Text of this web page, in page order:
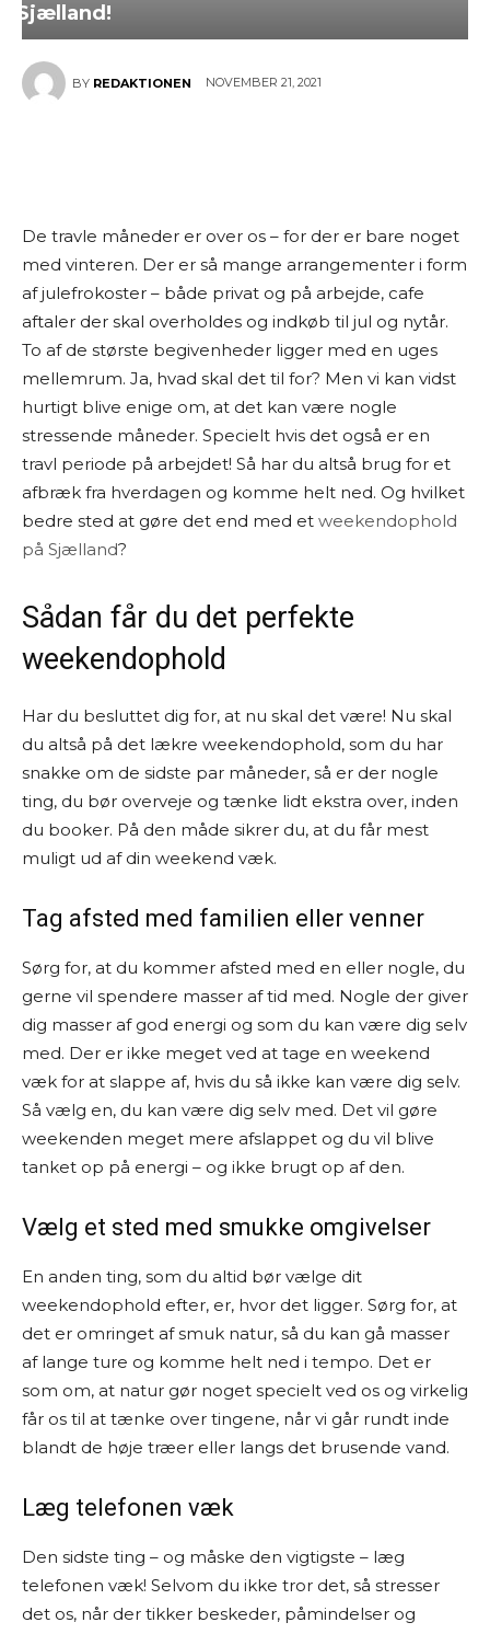
Sjælland!
BY REDAKTIONEN NOVEMBER 21, 2021
De travle måneder er over os – for der er bare noget
med vinteren. Der er så mange arrangementer i form
af julefrokoster – både privat og på arbejde, cafe
aftaler der skal overholdes og indkøb til jul og nytår.
To af de største begivenheder ligger med en uges
mellemrum. Ja, hvad skal det til for? Men vi kan vidst
hurtigt blive enige om, at det kan være nogle
stressende måneder. Specielt hvis det også er en
travl periode på arbejdet! Så har du altså brug for et
afbræk fra hverdagen og komme helt ned. Og hvilket
bedre sted at gøre det end med et weekendophold
på Sjælland?
Sådan får du det perfekte
weekendophold
Har du besluttet dig for, at nu skal det være! Nu skal
du altså på det lækre weekendophold, som du har
snakke om de sidste par måneder, så er der nogle
ting, du bør overveje og tænke lidt ekstra over, inden
du booker. På den måde sikrer du, at du får mest
muligt ud af din weekend væk.
Tag afsted med familien eller venner
Sørg for, at du kommer afsted med en eller nogle, du
gerne vil spendere masser af tid med. Nogle der giver
dig masser af god energi og som du kan være dig selv
med. Der er ikke meget ved at tage en weekend
væk for at slappe af, hvis du så ikke kan være dig selv.
Så vælg en, du kan være dig selv med. Det vil gøre
weekenden meget mere afslappet og du vil blive
tanket op på energi – og ikke brugt op af den.
Vælg et sted med smukke omgivelser
En anden ting, som du altid bør vælge dit
weekendophold efter, er, hvor det ligger. Sørg for, at
det er omringet af smuk natur, så du kan gå masser
af lange ture og komme helt ned i tempo. Det er
som om, at natur gør noget specielt ved os og virkelig
får os til at tænke over tingene, når vi går rundt inde
blandt de høje træer eller langs det brusende vand.
Læg telefonen væk
Den sidste ting – og måske den vigtigste – læg
telefonen væk! Selvom du ikke tror det, så stresser
det os, når der tikker beskeder, påmindelser og